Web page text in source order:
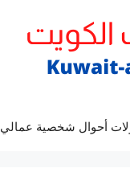
أحوال شخصية عمالي